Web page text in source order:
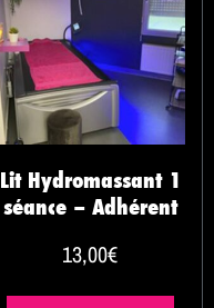
Lit Hydromassant 1
séance – Adhérent
13,00€